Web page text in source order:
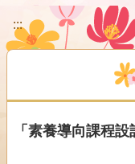
:::
「素養導向課程